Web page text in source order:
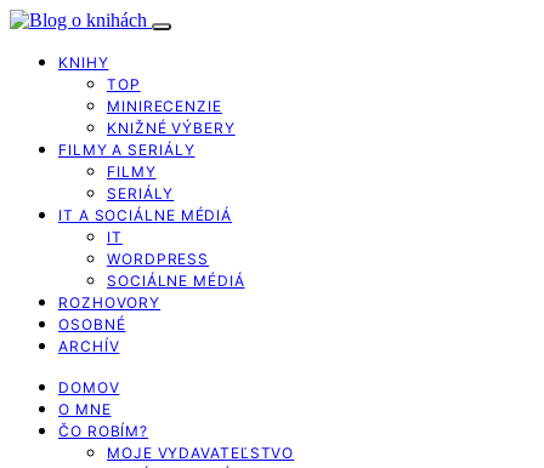
KNIHY
TOP
MINIRECENZIE
KNIŽNÉ VÝBERY
FILMY A SERIÁLY
FILMY
SERIÁLY
IT A SOCIÁLNE MÉDIÁ
IT
WORDPRESS
SOCIÁLNE MÉDIÁ
ROZHOVORY
OSOBNÉ
ARCHÍV
DOMOV
O MNE
ČO ROBÍM?
MOJE VYDAVATEĽSTVO